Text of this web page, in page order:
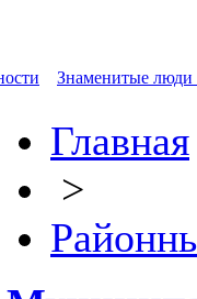
Знаменитые люди
Главная
>